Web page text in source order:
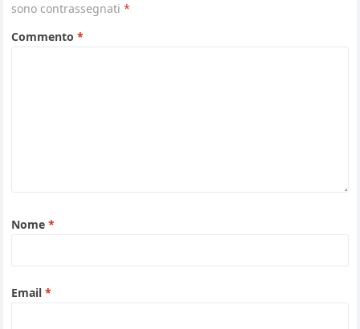
sono contrassegnati*
Commento*
Nome*
Email*